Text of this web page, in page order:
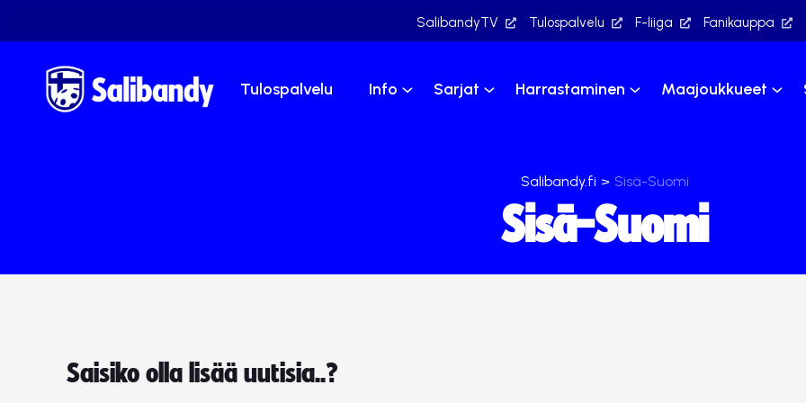
SalibandyTV Tulospalvelu F-liiga Fanikauppa
Tulospalvelu Info Sarjat Harrastaminen Maajoukkueet
Salibandy.fi > Sisä-Suomi
Sisä-Suomi
Saisiko olla lisää uutisia..?